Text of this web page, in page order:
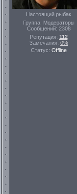
Настоящий рыбак
Группа: Модераторы
Сообщений: 2308
Репутация: 112
Замечания: 0%
Статус: Offline